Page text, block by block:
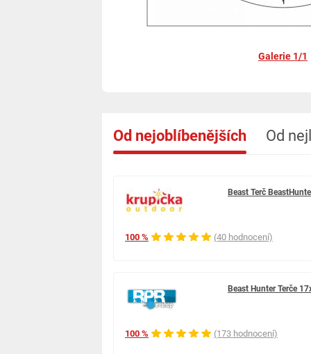
Galerie 1/1
Od nejoblíbenějších Od
100 % (40 hodnocení)
Beast Terč
100 % (173 hodnocení)
Beast Hunter Terče